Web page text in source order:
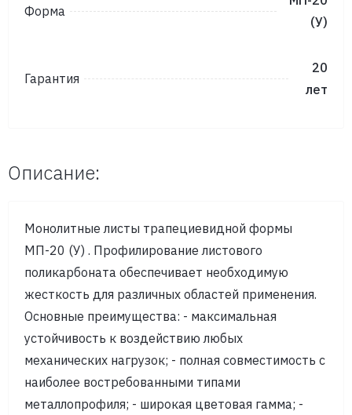
Форма
(У)
Гарантия
20
лет
Описание:
Монолитные листы трапециевидной формы
MП-20 (У) . Профилирование листового
поликарбоната обеспечивает необходимую
жесткость для различных областей применения.
Основные преимущества: - максимальная
устойчивость к воздействию любых
механических нагрузок; - полная совместимость с
наиболее востребованными типами
металлопрофиля; - широкая цветовая гамма; -